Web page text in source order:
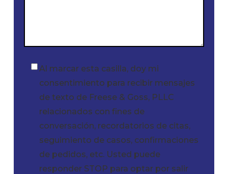
Casilla
verificación
Al marcar esta casilla, doy mi
consentimiento para recibir mensajes
de texto de Freese & Goss, PLLC
relacionados con fines de
conversación, recordatorios de citas,
seguimiento de casos, confirmaciones
de pedidos, etc. Usted puede
responder STOP para optar por salir